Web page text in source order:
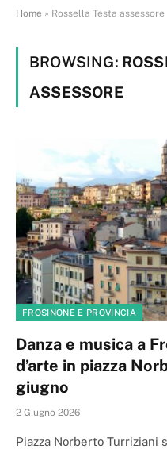
Home » Rossella Testa assessore
BROWSING:
ASSESSORE
FROSINONE E PROVINCIA
Danza e musica a
d’arte in piazza
giugno
2 Giugno 2026
Piazza Norberto Turriziani